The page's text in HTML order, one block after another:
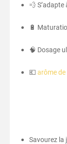
💨
🔋
🧠 Dosage
💶 arôme
Savourez la